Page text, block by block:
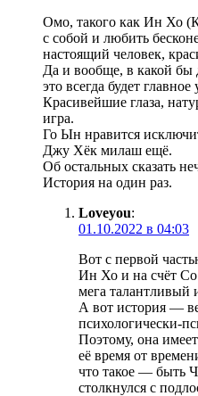
Омо, такого как Ин Хо
с собой и любить
настоящий человек,
Да и вообще, в какой
это всегда будет
Красивейшие глаза,
игра.
Го Ын нравится
Джу Хёк милаш ещё.
Об остальных сказать
История на один раз.
Loveyou:
01.10.2022 в 04:03
Вот с первой
Ин Хо и на счёт
мега талантливый
А вот история —
психологически-
Поэтому, она
её время от
что такое — быть
столкнулся с